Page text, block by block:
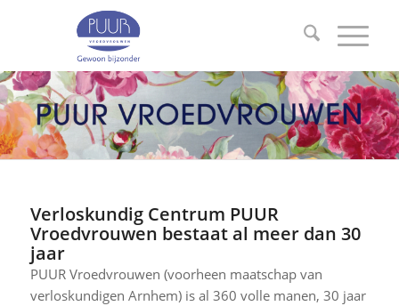
Verloskundig Centrum PUUR
Vroedvrouwen bestaat al meer dan 30
jaar
PUUR Vroedvrouwen (voorheen maatschap van
verloskundigen Arnhem) is al 360 volle manen, 30 jaar